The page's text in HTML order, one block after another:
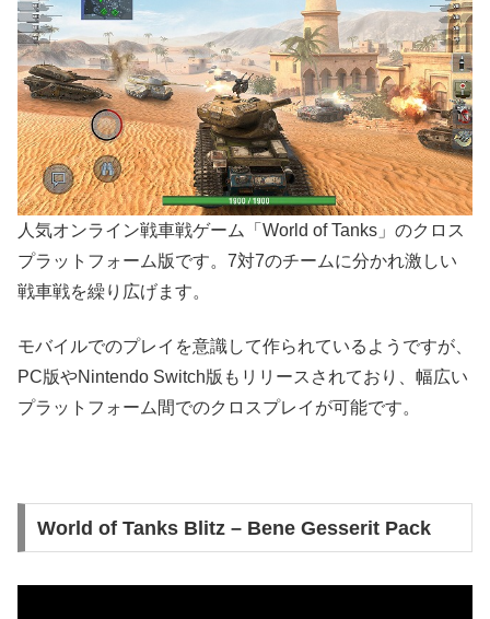
人気オンライン戦車戦ゲーム「World of Tanks」のクロス
プラットフォーム版です。7対7のチームに分かれ激しい
戦車戦を繰り広げます。
モバイルでのプレイを意識して作られているようですが、
PC版やNintendo Switch版もリリースされており、幅広い
プラットフォーム間でのクロスプレイが可能です。
World of Tanks Blitz – Bene Gesserit Pack